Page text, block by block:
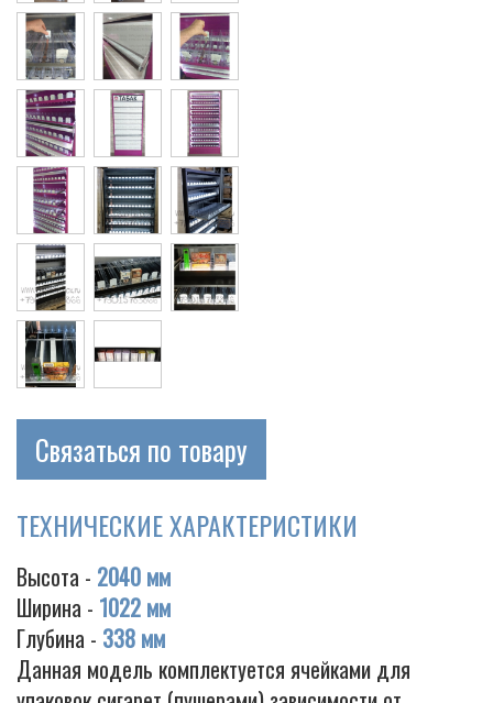
Связаться по товару
ТЕХНИЧЕСКИЕ ХАРАКТЕРИСТИКИ
Высота - 2040 мм
Ширина - 1022 мм
Глубина - 338 мм
Данная модель комплектуется ячейками для